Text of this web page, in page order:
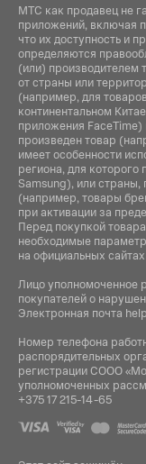
МТС как продавец не
приложений, включая
что их доступность и
определяются
(или) производителем
от страны или
(например, для
континентальном
приложения FaceTime)
произведен товар
имеет особенности
региона, для
Samsung), или страны,
(например, товары
при активации за
Перед покупкой
необходимые
на официальных
Лицо уполномоченное
покупателей о
Электронная почта
Номер телефона
распорядительных
регистрации СООО
уполномоченных
+375 17 215-14-65